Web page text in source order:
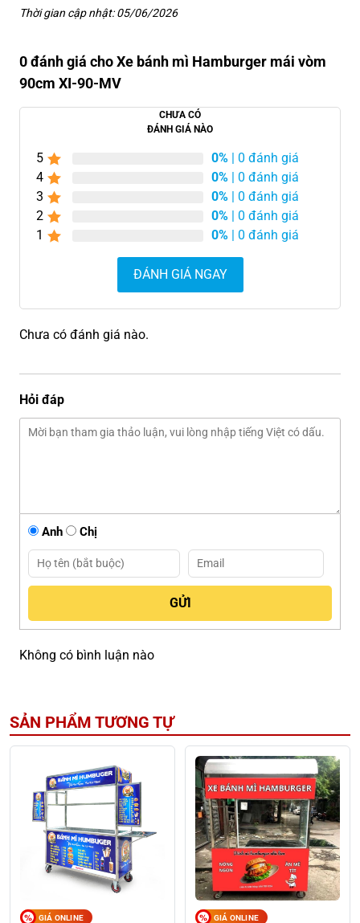
Thời gian cập nhật: 05/06/2026
0 đánh giá cho Xe bánh mì Hamburger mái vòm
90cm XI-90-MV
CHƯA CÓ
ĐÁNH GIÁ NÀO
5 0% | 0 đánh giá
4
0% | 0 đánh giá
3
0% | 0 đánh giá
2
0% | 0 đánh giá
1
0% | 0 đánh giá
ĐÁNH GIÁ NGAY
Chưa có đánh giá nào.
Hỏi đáp
Anh Chị
Không có bình luận nào
SẢN PHẨM TƯƠNG TỰ
GIÁ ONLINE GIÁ ONLINE